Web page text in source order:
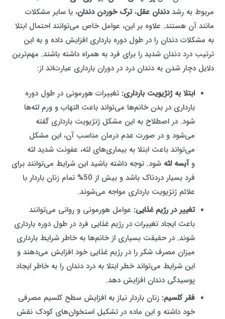
مربوط به رشددندان عقل،ترک خوردن دندان، یا سایر مشکلات
مانند آن هستند. علاوه بر این، عوامل خاص می‌توانند احتمال ابتلا
به مشکلات دندان را در طول دوره بارداری افزایش داده و به این
ترتیب درد دندان شدید را برای فرد به همراه داشته باشند. مهم‌ترین
دلایل دچار شدن بهدندان درد در دوران بارداری عبارت‌اند از:
ابتلا به ژنژیویت بارداری: تغییرات هورمونی در طول دوره
بارداری در بدن خانم‌ها می‌تواند باعث التهاب و ورم لثه‌ها
شود. در اصطلاح به این مشکل ژنژیویت بارداری گفته
می‌شود و در صورت عدم درمان مناسب آن، این مشکل
می‌تواند باعث ابتلا به بیماری‌های لثه، عفونت شدید لثه
وآبسه لثه شود. توجه داشته باشید این شرایط می‌توانند برای
فرد بسیار دردناک باشد و بیش از 50% تمام زنان باردار با
علائم ژنژیویت بارداری مواجه می‌شوند.
تغییر در رژیم غذایی: عوامل هورمونی و روانی می‌توانند
باعث ایجاد تغییرات در رژیم غذایی فرد در طول دوره بارداری
شوند. در حقیقت بسیاری از خانم‌ها به خاطر شرایط بارداری
میزان مصرف شکر را در رژیم غذایی خود افزایش می‌دهند و
این شرایط می‌تواند خطر ابتلا به درد دندان را به خاطر ایجاد
پوسیدگی دندان افزایش دهد.
فقر کلسیم: زنان باردار نیاز به افزایش سطح کلسیم مصرفی
خود داشته و این ماده در تشکیل استخوان‌های کودک نقش